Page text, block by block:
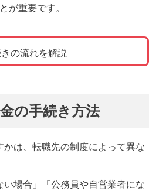
が重要です。
の流れを解説
の手続き方法
は、転職先の制度によって異な
場合」「公務員や自営業者にな